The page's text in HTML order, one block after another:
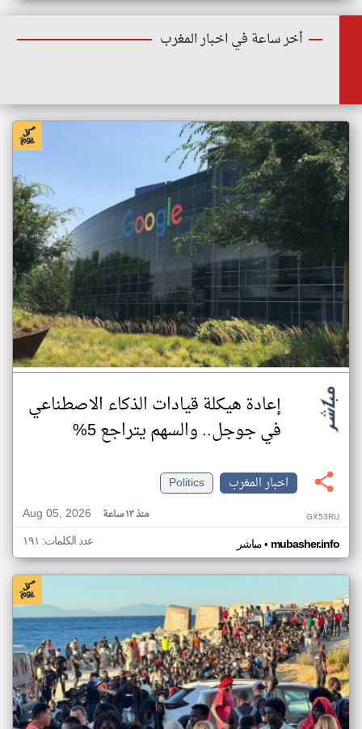
أخر ساعة في اخبار المغرب
إعادة هيكلة قيادات الذكاء الاصطناعي
في جوجل.. والسهم يتراجع 5%
اخبار المغرب
Politics
Aug 05, 2026
منذ ١٣ ساعة GX53RU
مباشر• mubasher.info عدد الكلمات: ١٩١